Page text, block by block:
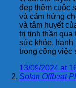
đẹp thêm cuộc
và cảm hứng
và tâm huyết
trị tinh thần qua
sức khỏe, hạnh
trong công việc
13/09/2024 at
Solan Offbeat